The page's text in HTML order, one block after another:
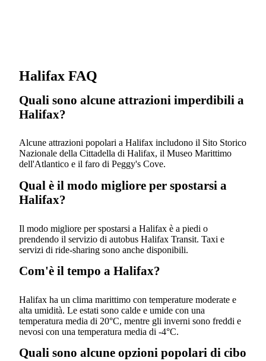
Halifax FAQ
Quali sono alcune attrazioni imperdibili a
Halifax?
Alcune attrazioni popolari a Halifax includono il Sito Storico
Nazionale della Cittadella di Halifax, il Museo Marittimo
dell'Atlantico e il faro di Peggy's Cove.
Qual è il modo migliore per spostarsi a
Halifax?
Il modo migliore per spostarsi a Halifax è a piedi o
prendendo il servizio di autobus Halifax Transit. Taxi e
servizi di ride-sharing sono anche disponibili.
Com'è il tempo a Halifax?
Halifax ha un clima marittimo con temperature moderate e
alta umidità. Le estati sono calde e umide con una
temperatura media di 20°C, mentre gli inverni sono freddi e
nevosi con una temperatura media di -4°C.
Quali sono alcune opzioni popolari di cibo